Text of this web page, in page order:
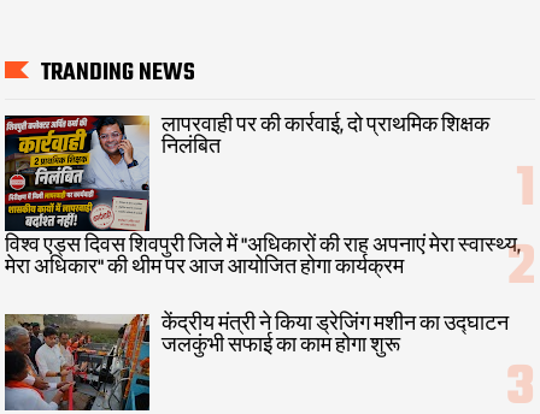
TRANDING NEWS
लापरवाही पर की कार्रवाई, दो प्राथमिक शिक्षक
निलंबित
विश्व एड्स दिवस शिवपुरी जिले में "अधिकारों की राह अपनाएं मेरा स्वास्थ्य,
मेरा अधिकार" की थीम पर आज आयोजित होगा कार्यक्रम
केंद्रीय मंत्री ने किया ड्रेजिंग मशीन का उद्घाटन
जलकुंभी सफाई का काम होगा शुरू